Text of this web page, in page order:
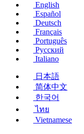
English
Español
Deutsch
Français
Português
Русский
Italiano
日本語
简体中文
한국어
ไทย
Vietnamese